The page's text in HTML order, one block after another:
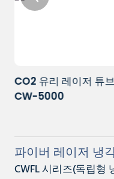
CO2 유리 레이저 튜
CW-5000
파이버 레이저 냉
CWFL 시리즈(독립형